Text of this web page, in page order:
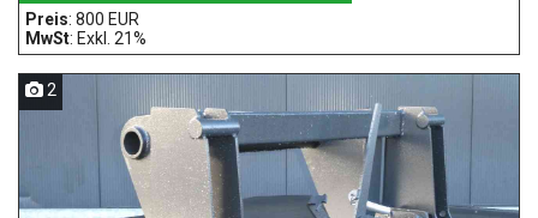
Preis: 800 EUR
MwSt: Exkl. 21%
2